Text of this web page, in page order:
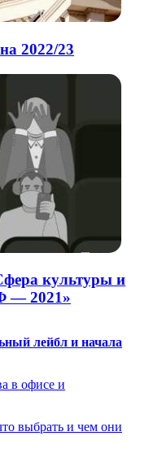
2022/23
культуры и
― 2021»
лейбл и начала
в офисе и
выбрать и чем они